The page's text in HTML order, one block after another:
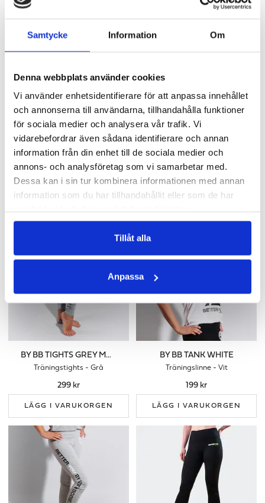
Samtycke Information Om
Denna webbplats använder cookies
Vi använder enhetsidentifierare för att anpassa innehållet
och annonserna till användarna, tillhandahålla funktioner
för sociala medier och analysera vår trafik. Vi
vidarebefordrar även sådana identifierare och annan
information från din enhet till de sociala medier och
annons- och analysföretag som vi samarbetar med.
Dessa kan i sin tur kombinera informationen med annan
information som du har tillhandahållit eller som de har
Tillåt alla
Anpassa
BY BB TANK PALE PINK
Träningslinne - Rosa
199 kr
BY BB TANK GREY MELANGE
Träningslinne - Grått
199 kr
ANDRA KÖPTE
BY BB TIGHTS GREY MELANGE
Träningstights - Grå
299 kr
LÄGG I VARUKORGEN
BY BB TANK WHITE
Träningslinne - Vit
199 kr
LÄGG I VARUKORGEN